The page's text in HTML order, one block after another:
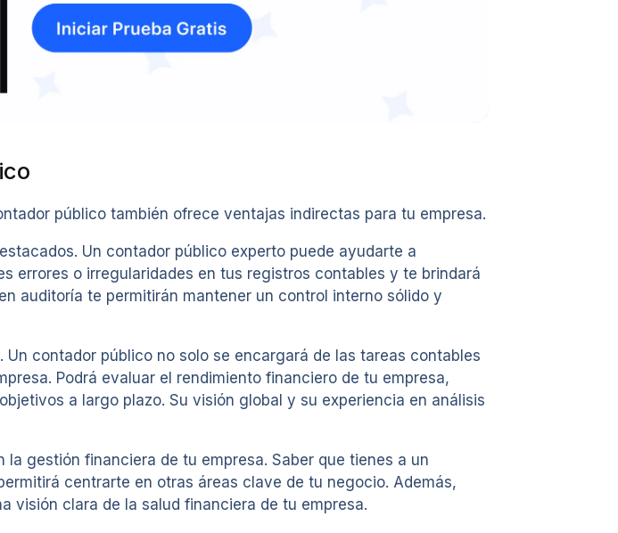
público también ofrece ventajas indirectas para tu empresa.
Un contador público experto puede ayudarte a
errores o irregularidades en tus registros contables y te brindará
auditoría te permitirán mantener un control interno sólido y
contador público no solo se encargará de las tareas contables
Podrá evaluar el rendimiento financiero de tu empresa,
a largo plazo. Su visión global y su experiencia en análisis
gestión financiera de tu empresa. Saber que tienes a un
centrarte en otras áreas clave de tu negocio. Además,
visión clara de la salud financiera de tu empresa.